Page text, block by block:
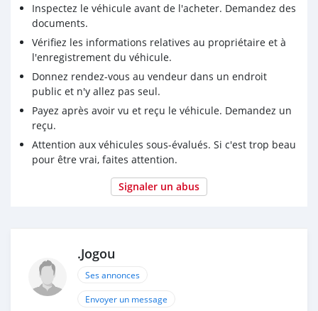
Inspectez le véhicule avant de l'acheter. Demandez des
documents.
Vérifiez les informations relatives au propriétaire et à
l'enregistrement du véhicule.
Donnez rendez-vous au vendeur dans un endroit
public et n'y allez pas seul.
Payez après avoir vu et reçu le véhicule. Demandez un
reçu.
Attention aux véhicules sous-évalués. Si c'est trop beau
pour être vrai, faites attention.
Signaler un abus
.Jogou
Ses annonces
Envoyer un message